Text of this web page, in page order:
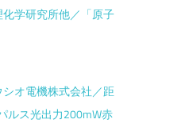
化学研究所他／「原子
シオ電機株式会社／距
ルス光出力200mW赤